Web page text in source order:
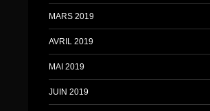
MARS 2019
AVRIL 2019
MAI 2019
JUIN 2019